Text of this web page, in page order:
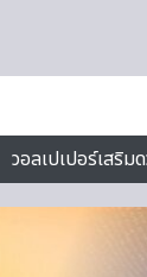
วอลเปเปอร์เสริม